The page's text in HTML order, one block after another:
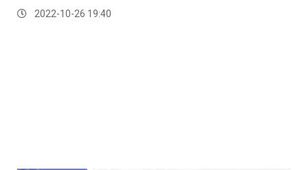
2022-10-26 19:40